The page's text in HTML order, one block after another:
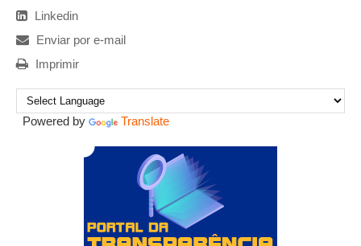
Linkedin
Enviar por e-mail
Imprimir
Powered by Translate